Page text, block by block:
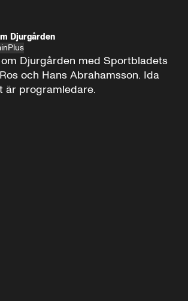
Djurgården
Plus
Djurgården med Sportbladets
och Hans Abrahamsson. Ida
är programledare.